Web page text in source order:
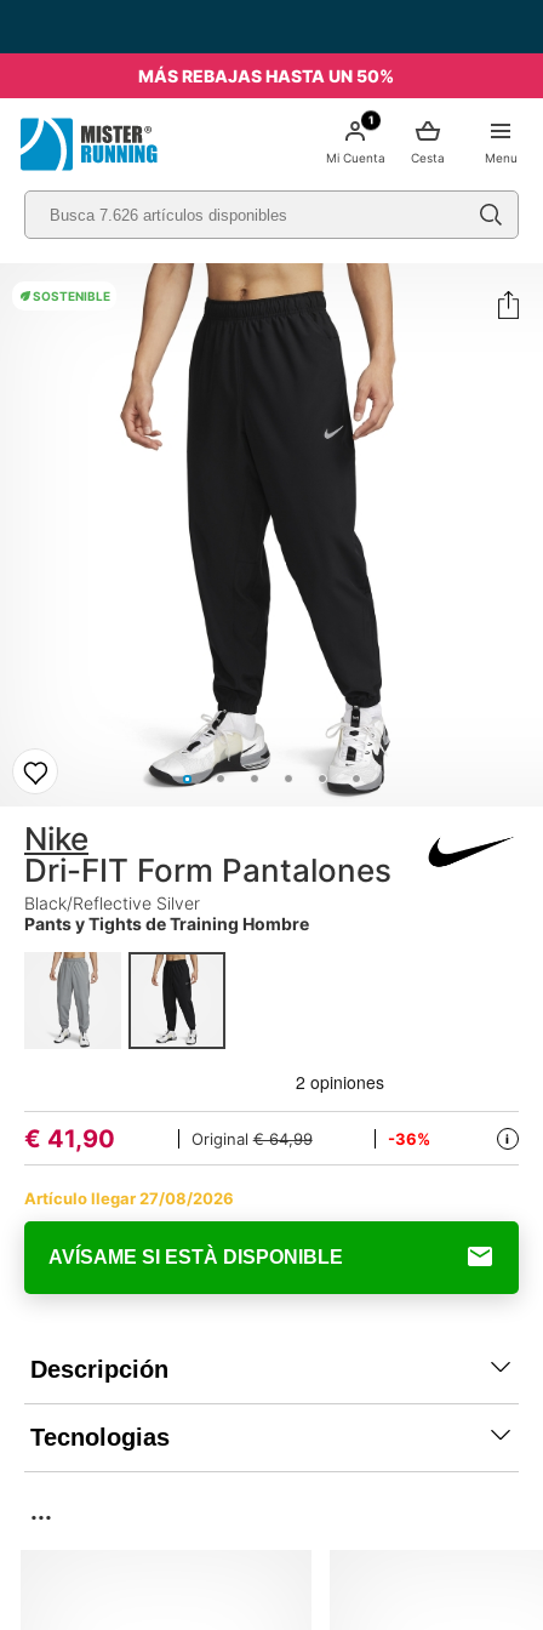
MÁS REBAJAS HASTA UN 50%
Menu
Cesta
1
Mi Cuenta
SOSTENIBLE
Nike
Dri-FIT Form Pantalones
Black/Reflective Silver
Pants y Tights de Training Hombre
€ 41,90 Original€ 64,99 -36% i
Artículo llegar 27/08/2026
AVÍSAME SI ESTÀ DISPONIBLE
Descripción
Tecnologias
...